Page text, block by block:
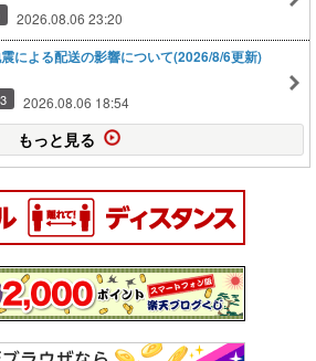
2026.08.06 23:20
による配送の影響について(2026/8/6更新)
2026.08.06 18:54
もっと見る